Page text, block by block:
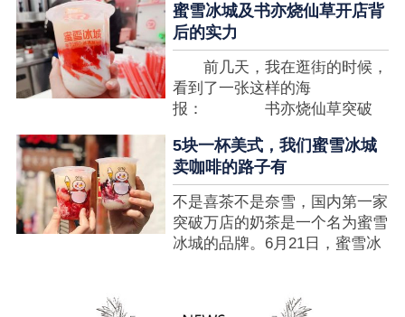
有运营不小心便会被取代，由于
受年青人的喜爱，再加全国人民
的经济发展水准提升，奶茶饮品
行业发展趋势快速，因此 这一
制造行业有着十分....
蜜雪冰城及书亦烧仙草开店背
后的实力
前几天，我在逛街的时候，
看到了一张这样的海
报： 书亦烧仙草突破
了，这个连名字都没怎么听过的
奶茶店，怎么就悄咪咪地开了这
么多家了？ 也许大家对
5000 家店是什么量级没什么概
念，我来给对....
5块一杯美式，我们蜜雪冰城
卖咖啡的路子有
不是喜茶不是奈雪，国内第一家
突破万店的奶茶是一个名为蜜雪
冰城的品牌。6月21日，蜜雪冰
家，买多少送多少”的横幅，这